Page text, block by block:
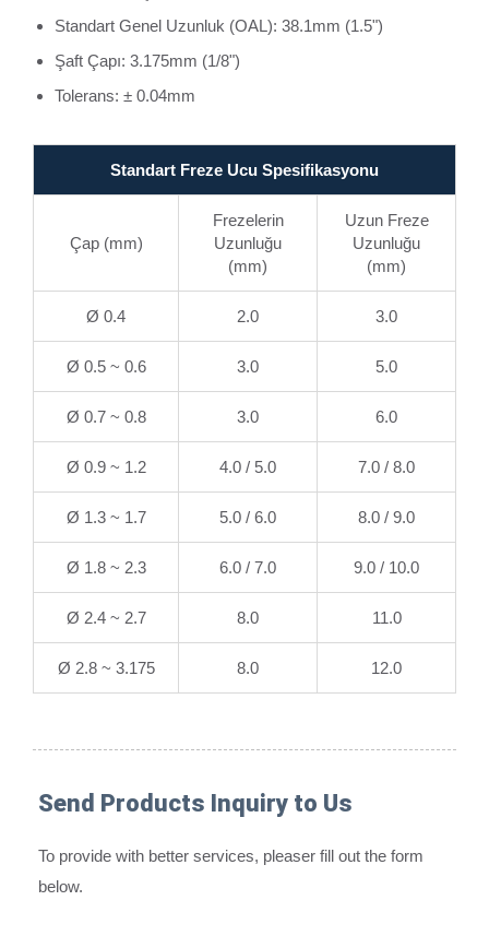
Standart Genel Uzunluk (OAL): 38.1mm (1.5")
Şaft Çapı: 3.175mm (1/8")
Tolerans: ± 0.04mm
Standart Freze Ucu Spesifikasyonu
Çap (mm)
Frezelerin
Uzunluğu
(mm)
Uzun Freze
Uzunluğu
(mm)
Ø 0.4 2.0 3.0
Ø 0.5 ~ 0.6 3.0 5.0
Ø 0.7 ~ 0.8 3.0 6.0
Ø 0.9 ~ 1.2 4.0 / 5.0 7.0 / 8.0
Ø 1.3 ~ 1.7 5.0 / 6.0 8.0 / 9.0
Ø 1.8 ~ 2.3 6.0 / 7.0 9.0 / 10.0
Ø 2.4 ~ 2.7 8.0 11.0
Ø 2.8 ~ 3.175 8.0 12.0